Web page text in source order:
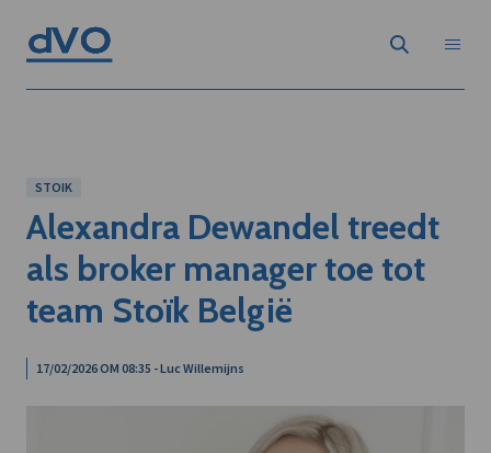
STOIK
Alexandra Dewandel treedt
als broker manager toe tot
team Stoïk België
17/02/2026 OM 08:35 - Luc Willemijns